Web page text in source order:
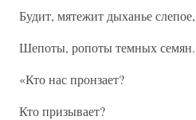
Будит, мятежит дыханье слепое,
Шепоты, ропоты темных семян.
«Кто нас пронзает?
Кто призывает?